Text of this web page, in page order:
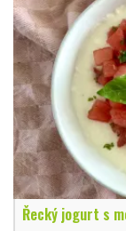
Řecký jogurt s